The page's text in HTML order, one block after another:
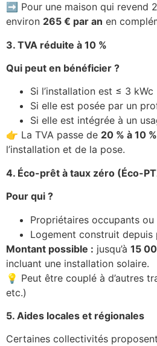
➡️ Pour une maison qui revend
environ 265 € par an en
3. TVA réduite à 10 %
Qui peut en bénéficier ?
Si l’installation est ≤ 3 kWc
Si elle est posée par un
Si elle est intégrée à un
👉 La TVA passe de 20 % à 10 %
l’installation et de la pose.
4. Éco-prêt à taux zéro (Éco-
Pour qui ?
Propriétaires occupants ou
Logement construit depuis
Montant possible : jusqu’à 15
incluant une installation solaire.
💡 Peut être couplé à d’autres
etc.)
5. Aides locales et régionales
Certaines collectivités